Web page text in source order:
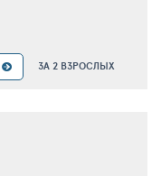
ЗА 2 ВЗРОСЛЫХ